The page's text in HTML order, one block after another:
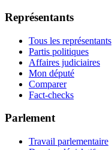
Représentants
Tous les représentants
Partis politiques
Affaires judiciaires
Mon député
Comparer
Fact-checks
Parlement
Travail parlementaire